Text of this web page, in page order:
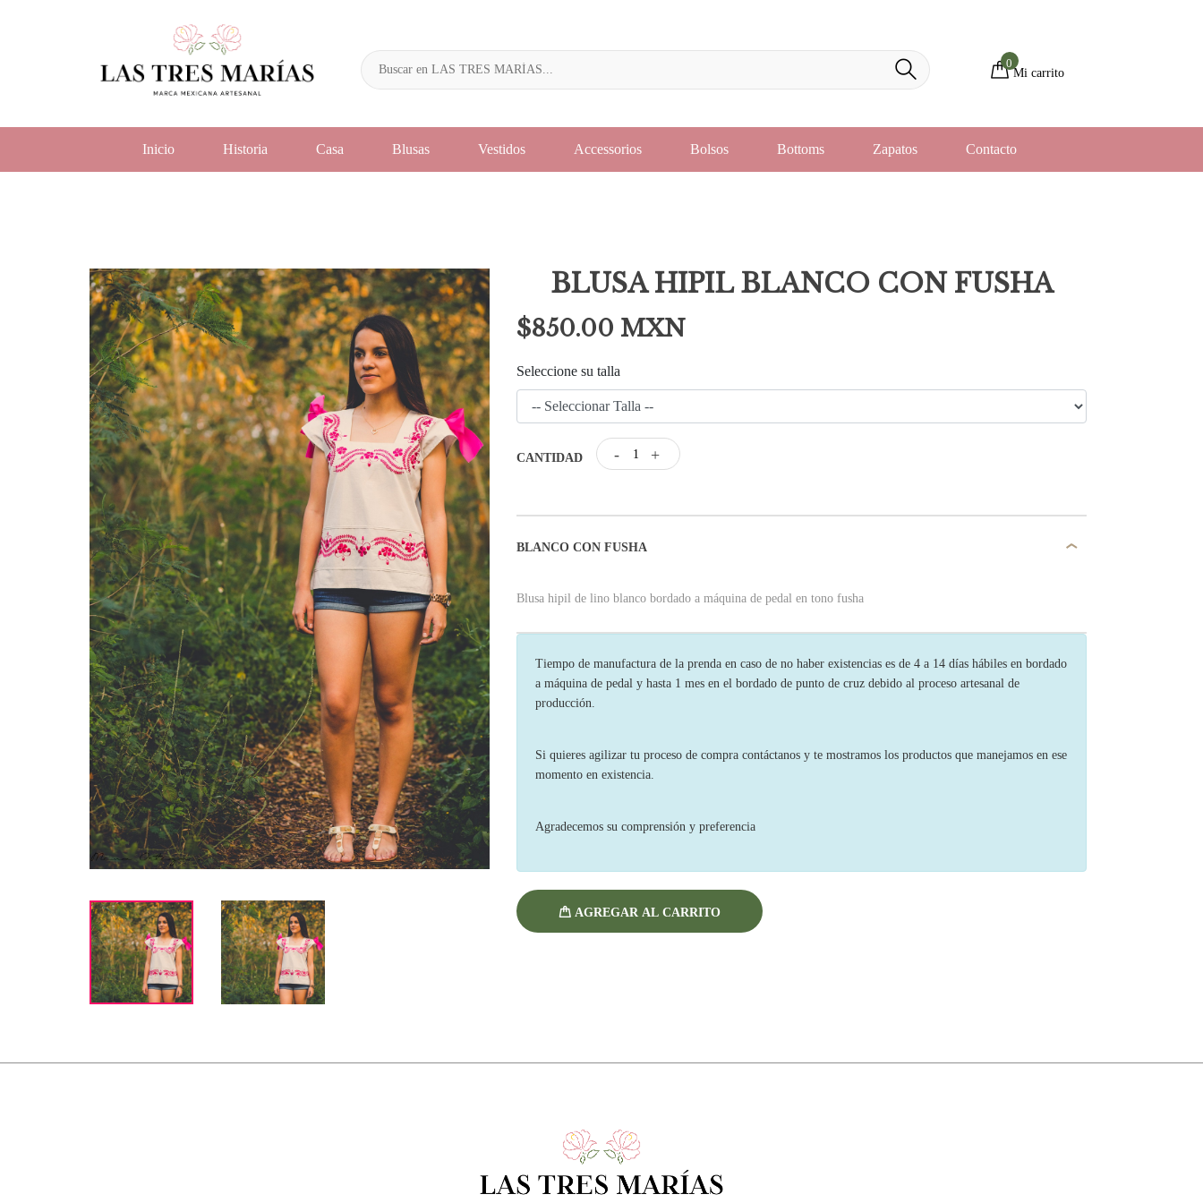
0
Mi carrito
Inicio Historia Casa Blusas Vestidos Accessorios Bolsos Bottoms Zapatos Contacto
BLUSA HIPIL BLANCO CON FUSHA
$850.00 MXN
Seleccione su talla
CANTIDAD - +
BLANCO CON FUSHA
Blusa hipil de lino blanco bordado a máquina de pedal en tono fusha
Tiempo de manufactura de la prenda en caso de no haber existencias es de 4 a 14 días hábiles en bordado
a máquina de pedal y hasta 1 mes en el bordado de punto de cruz debido al proceso artesanal de
producción.
Si quieres agilizar tu proceso de compra contáctanos y te mostramos los productos que manejamos en ese
momento en existencia.
Agradecemos su comprensión y preferencia
AGREGAR AL CARRITO